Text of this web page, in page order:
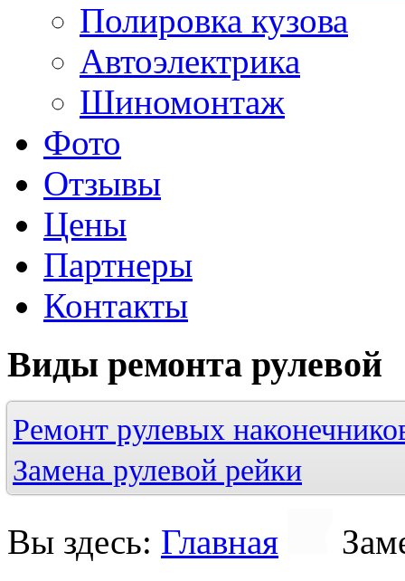
Полировка кузова
Автоэлектрика
Шиномонтаж
Фото
Отзывы
Цены
Партнеры
Контакты
Виды ремонта рулевой
Ремонт рулевых
Замена рулевой рейки
Вы здесь: Главная